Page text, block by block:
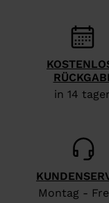
visiting
the
website
United
States.
in 14
Montag -